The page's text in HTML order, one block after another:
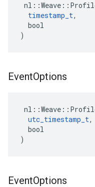
timestamp_t,
  bool
)
EventOptions
utc_timestamp_t,
  bool
)
EventOptions